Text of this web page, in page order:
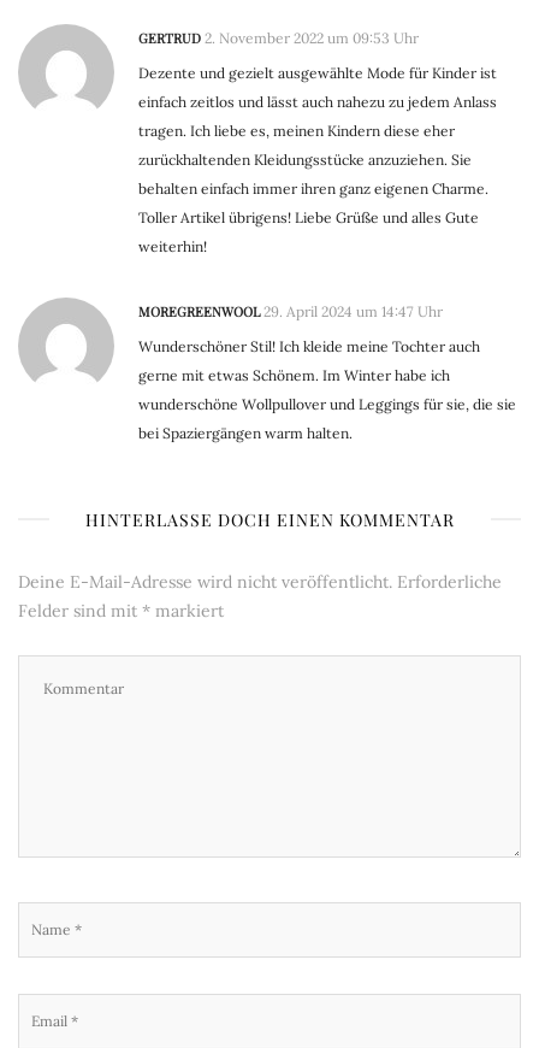
GERTRUD 2. November 2022 um 09:53 Uhr
Dezente und gezielt ausgewählte Mode für Kinder ist
einfach zeitlos und lässt auch nahezu zu jedem Anlass
tragen. Ich liebe es, meinen Kindern diese eher
zurückhaltenden Kleidungsstücke anzuziehen. Sie
behalten einfach immer ihren ganz eigenen Charme.
Toller Artikel übrigens! Liebe Grüße und alles Gute
weiterhin!
MOREGREENWOOL 29. April 2024 um 14:47 Uhr
Wunderschöner Stil! Ich kleide meine Tochter auch
gerne mit etwas Schönem. Im Winter habe ich
wunderschöne Wollpullover und Leggings für sie, die sie
bei Spaziergängen warm halten.
HINTERLASSE DOCH EINEN KOMMENTAR
Deine E-Mail-Adresse wird nicht veröffentlicht. Erforderliche
Felder sind mit * markiert